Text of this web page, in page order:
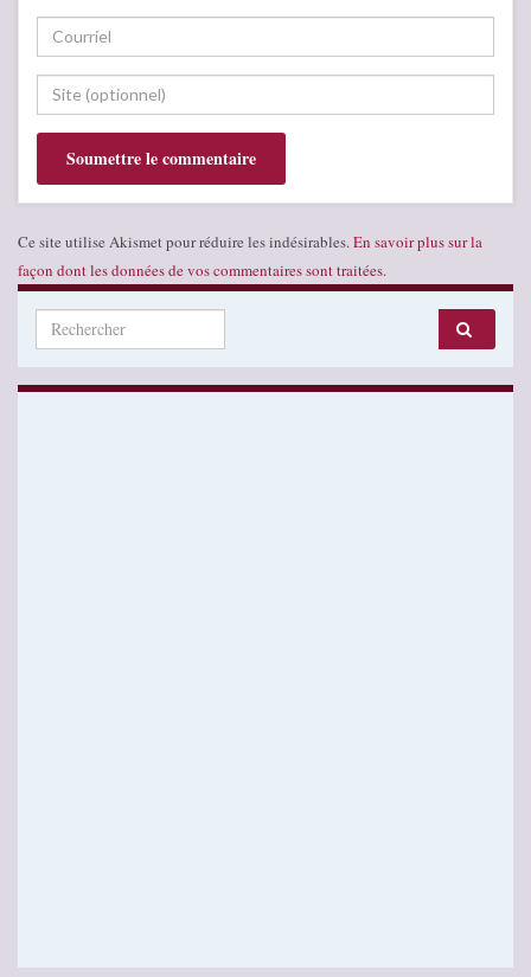
Ce site utilise Akismet pour réduire les indésirables. En savoir plus sur la
façon dont les données de vos commentaires sont traitées.
Search for: